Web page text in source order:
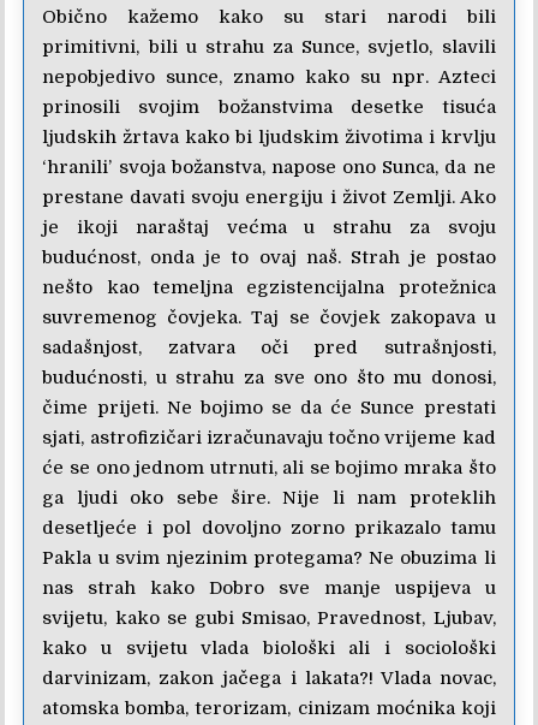
Obično kažemo kako su stari narodi bili
primitivni, bili u strahu za Sunce, svjetlo, slavili
nepobjedivo sunce, znamo kako su npr. Azteci
prinosili svojim božanstvima desetke tisuća
ljudskih žrtava kako bi ljudskim životima i krvlju
‘hranili’ svoja božanstva, napose ono Sunca, da ne
prestane davati svoju energiju i život Zemlji. Ako
je ikoji naraštaj većma u strahu za svoju
budućnost, onda je to ovaj naš. Strah je postao
nešto kao temeljna egzistencijalna protežnica
suvremenog čovjeka. Taj se čovjek zakopava u
sadašnjost, zatvara oči pred sutrašnjosti,
budućnosti, u strahu za sve ono što mu donosi,
čime prijeti. Ne bojimo se da će Sunce prestati
sjati, astrofizičari izračunavaju točno vrijeme kad
će se ono jednom utrnuti, ali se bojimo mraka što
ga ljudi oko sebe šire. Nije li nam proteklih
desetljeće i pol dovoljno zorno prikazalo tamu
Pakla u svim njezinim protegama? Ne obuzima li
nas strah kako Dobro sve manje uspijeva u
svijetu, kako se gubi Smisao, Pravednost, Ljubav,
kako u svijetu vlada biološki ali i sociološki
darvinizam, zakon jačega i lakata?! Vlada novac,
atomska bomba, terorizam, cinizam moćnika koji